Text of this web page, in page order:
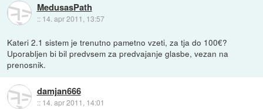
MedusasPath
:: 14. apr 2011, 13:57
Kateri 2.1 sistem je trenutno pametno vzeti, za tja do 100€?
Uporabljen bi bil predvsem za predvajanje glasbe, vezan na
prenosnik.
damjan666
:: 14. apr 2011, 14:01